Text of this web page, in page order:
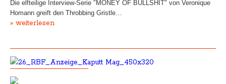
Die elfteilige Interview-Serie "MONEY OF BULLSHIT" von Veronique
Homann greift den Throbbing Gristle…
» weiterlesen